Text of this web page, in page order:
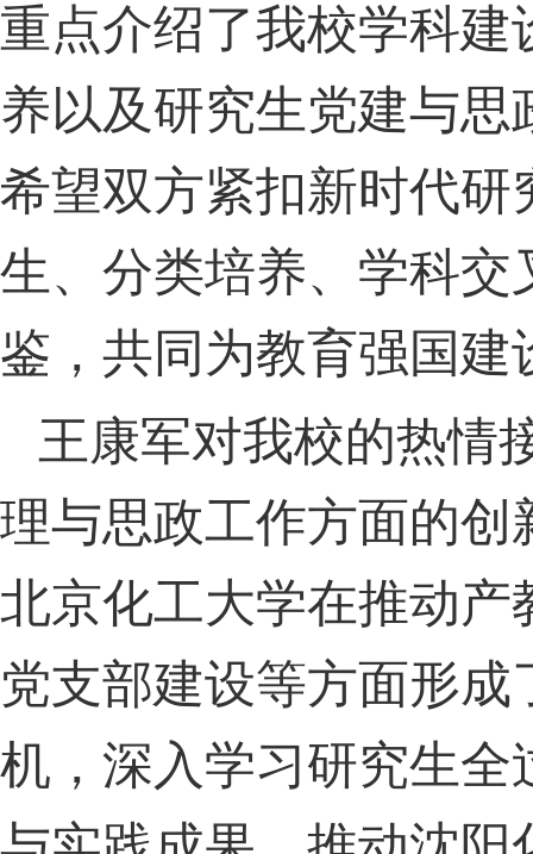
重点介绍了我校学科
养以及研究生党建与
希望双方紧扣新时代
生、分类培养、学科
鉴，共同为教育强国
王康军对我校的热情
理与思政工作方面的
北京化工大学在推动
党支部建设等方面形
机，深入学习研究生